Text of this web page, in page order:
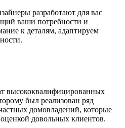
разработают для вас
ваши потребности и
к деталям, адаптируем
высококвалифицированных
был реализован ряд
домовладений, которые
довольных клиентов.